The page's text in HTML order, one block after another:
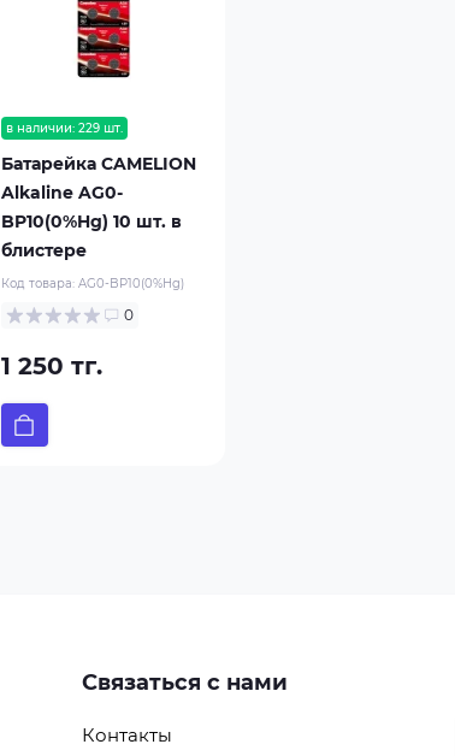
в наличии: 229 шт.
Батарейка CAMELION
Alkaline AG0-
BP10(0%Hg) 10 шт. в
блистере
Код товара: AG0-BP10(0%Hg)
0
1 250 тг.
Связаться с нами
Контакты